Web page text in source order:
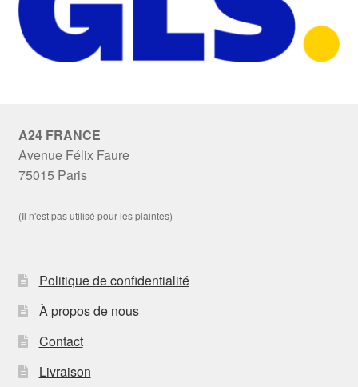
A24 FRANCE
Avenue Félix Faure
75015 Paris
(Il n'est pas utilisé pour les plaintes)
Politique de confidentialité
À propos de nous
Contact
Livraison